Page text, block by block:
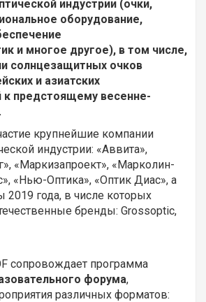
индустрии (очки,
оборудование,
и многое другое), в том числе,
солнцезащитных очков
и азиатских
к предстоящему весенне-
крупнейшие компании
индустрии: «Аввита»,
«Маркизапроект», «Марколин-
«Нью-Оптика», «Оптик Диас», а
2019 года, в числе которых
бренды: Grossoptic,
сопровождает программа
форума,
различных форматов: